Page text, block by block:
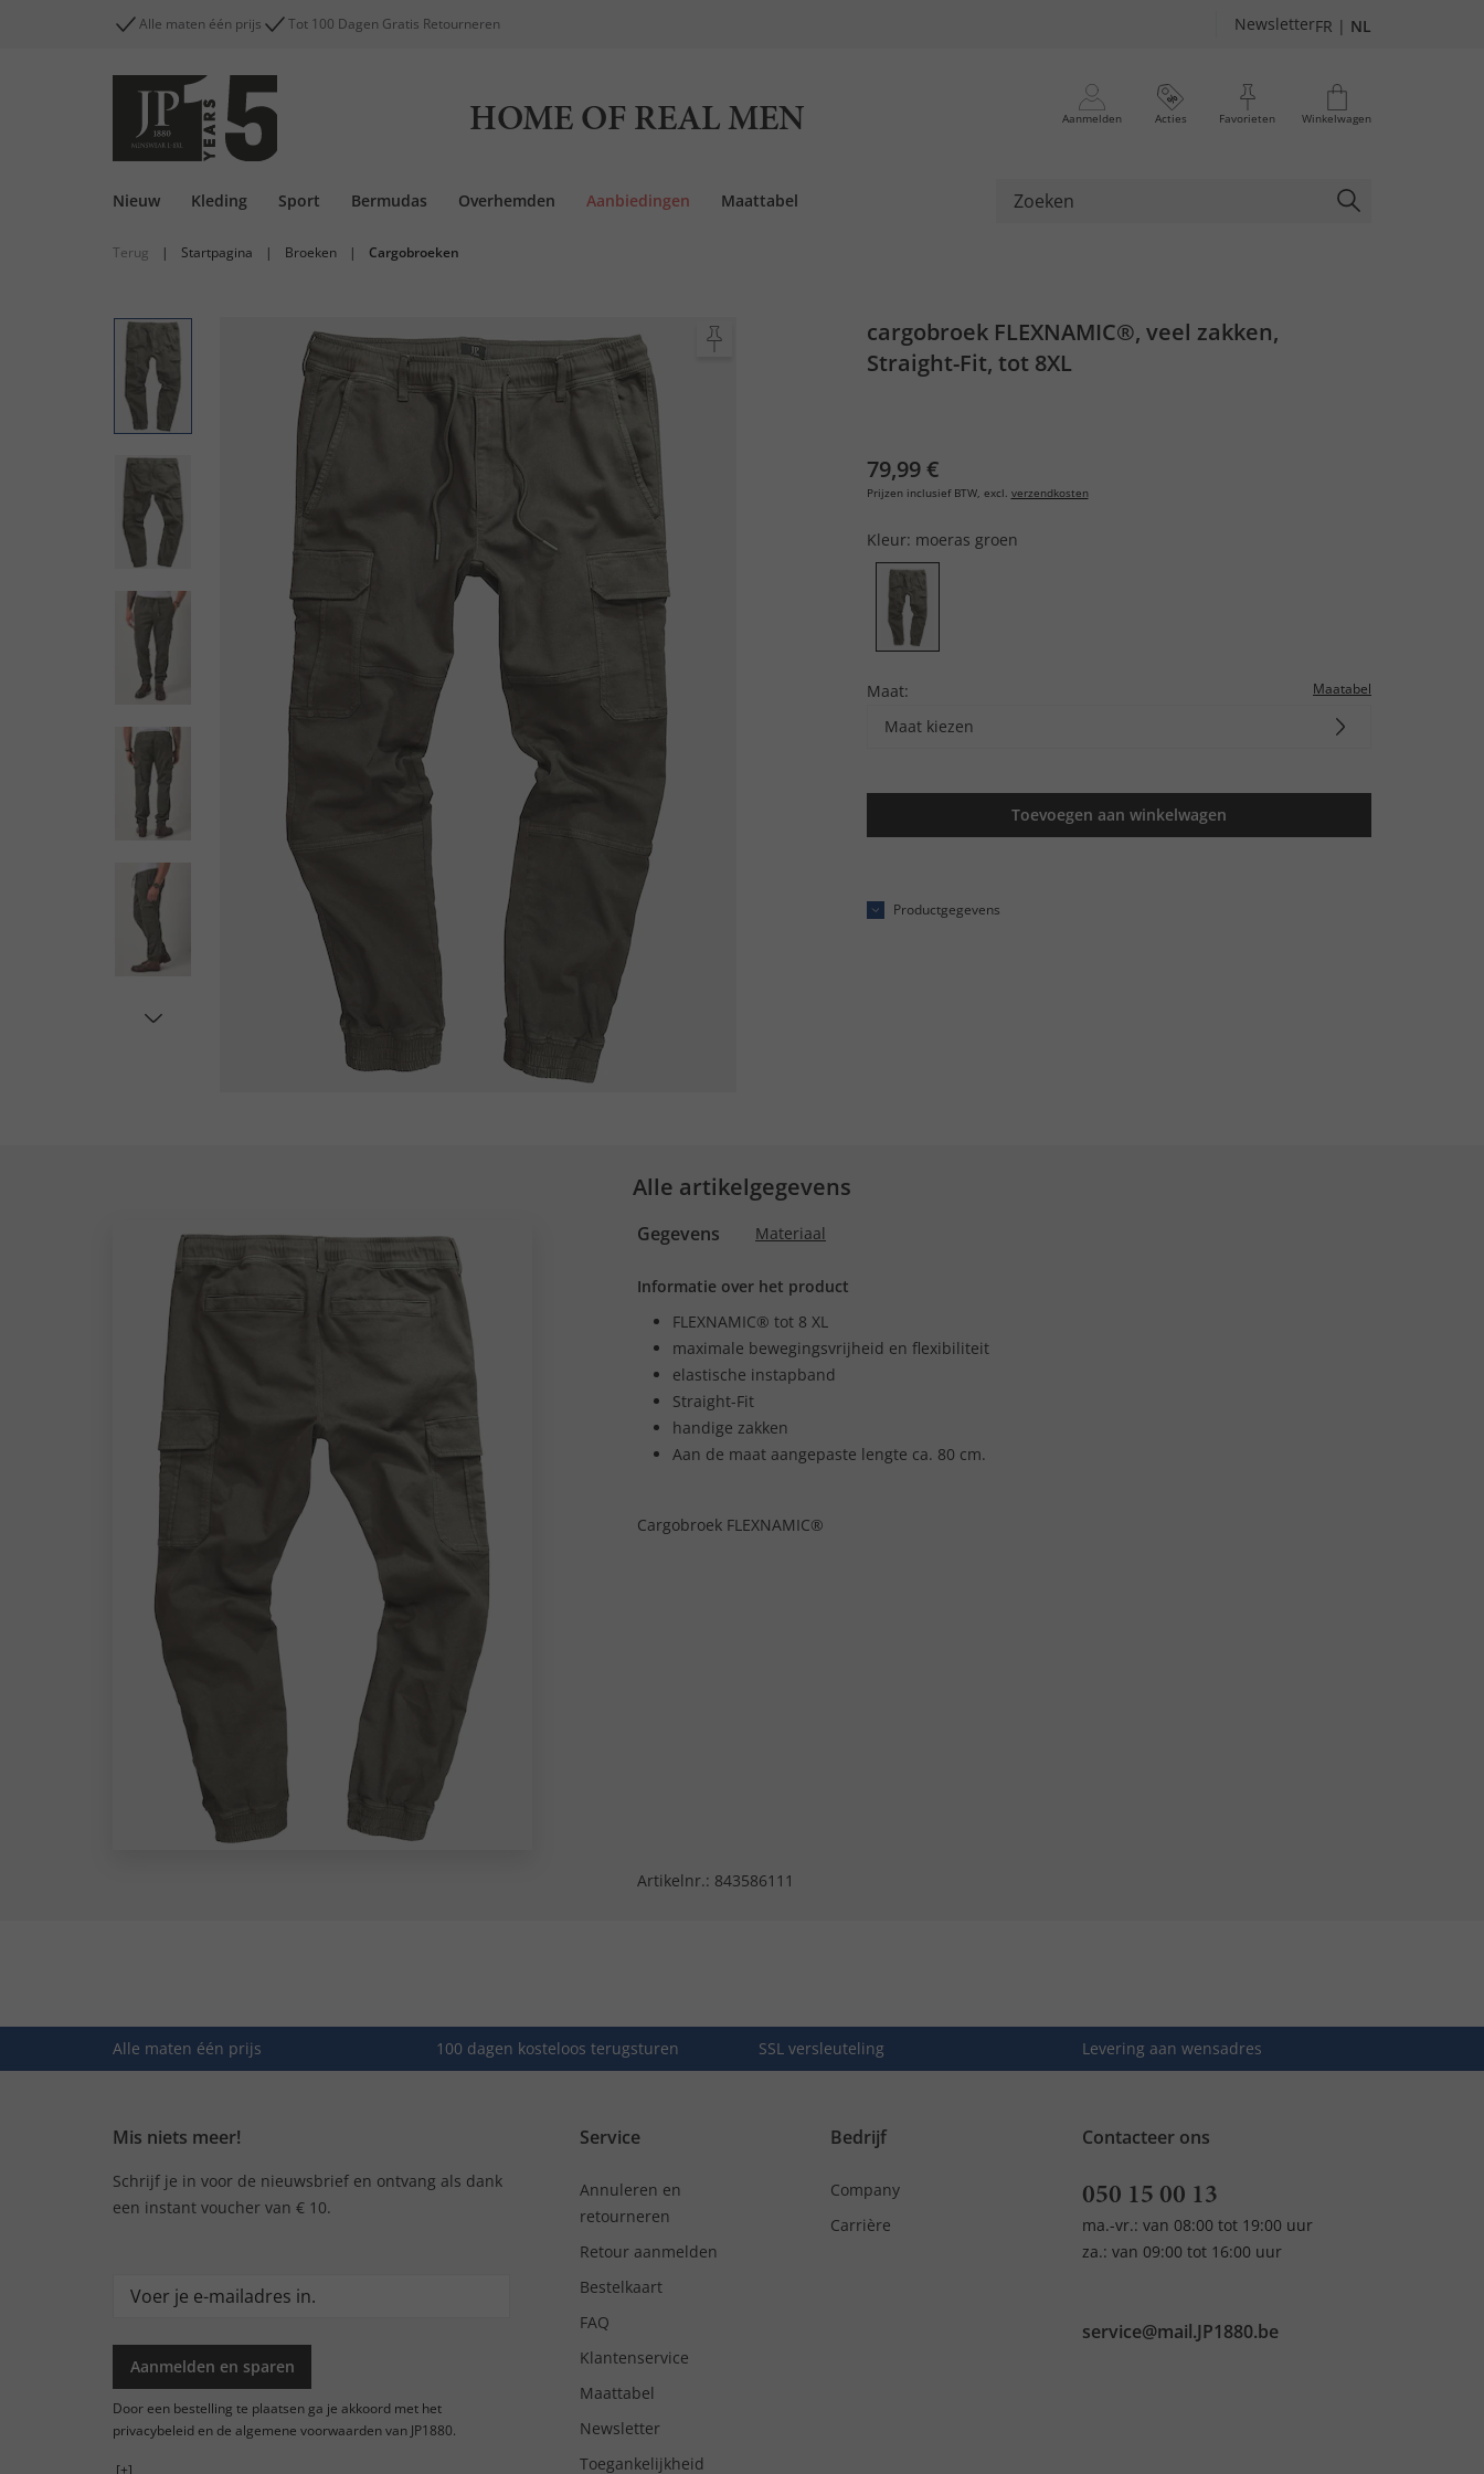
Alle maten één prijs Tot 100 Dagen Gratis Retourneren NewsletterFR | NL
HOME OF REAL MEN Aanmelden Acties Favorieten Winkelwagen
Nieuw Kleding Sport Bermudas Overhemden Aanbiedingen Maattabel
Terug | Startpagina | Broeken | Cargobroeken
cargobroek FLEXNAMIC®, veel zakken,
Straight-Fit, tot 8XL
79,99 €
Prijzen inclusief BTW, excl. verzendkosten
Kleur: moeras groen
Maat: Maatabel
Maat kiezen
Toevoegen aan winkelwagen
Productgegevens
Alle artikelgegevens
Gegevens Materiaal
Informatie over het product
FLEXNAMIC® tot 8 XL
maximale bewegingsvrijheid en flexibiliteit
elastische instapband
Straight-Fit
handige zakken
Aan de maat aangepaste lengte ca. 80 cm.
Cargobroek FLEXNAMIC®
Artikelnr.: 843586111
Alle maten één prijs 100 dagen kosteloos terugsturen SSL versleuteling Levering aan wensadres
Mis niets meer!
Schrijf je in voor de nieuwsbrief en ontvang als dank
een instant voucher van € 10.
Aanmelden en sparen
Door een bestelling te plaatsen ga je akkoord met het
privacybeleid en de algemene voorwaarden van JP1880.
[+]
Service
Annuleren en
retourneren
Retour aanmelden
Bestelkaart
FAQ
Klantenservice
Maattabel
Newsletter
Toegankelijkheid
Bedrijf
Company
Carrière
Contacteer ons
050 15 00 13
ma.-vr.: van 08:00 tot 19:00 uur
za.: van 09:00 tot 16:00 uur
service@mail.JP1880.be